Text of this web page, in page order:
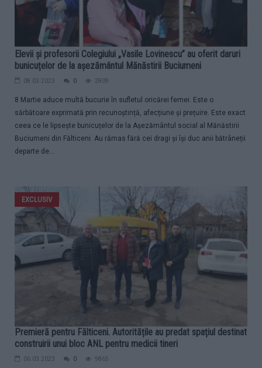
Elevii și profesorii Colegiului „Vasile Lovinescu” au oferit daruri
bunicuțelor de la așezământul Mănăstirii Buciumeni
08.03.2023 0 2809
8 Martie aduce multă bucurie în sufletul oricărei femei. Este o
sărbătoare exprimată prin recunoștință, afecțiune și prețuire. Este exact
ceea ce le lipsește bunicuțelor de la Așezământul social al Mănăstirii
Buciumeni din Fălticeni. Au rămas fără cei dragi și își duc anii bătrâneții
departe de...
EXCLUSIV
Premieră pentru Fălticeni. Autoritățile au predat spațiul destinat
construirii unui bloc ANL pentru medicii tineri
06.03.2023 0 9865